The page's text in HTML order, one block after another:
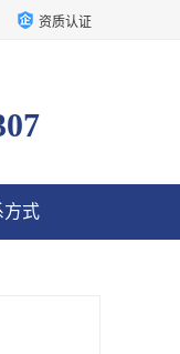
资质认证
方式